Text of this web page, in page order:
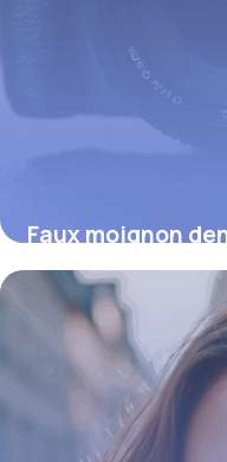
Faux moignon
coûts et
16 juin 2026